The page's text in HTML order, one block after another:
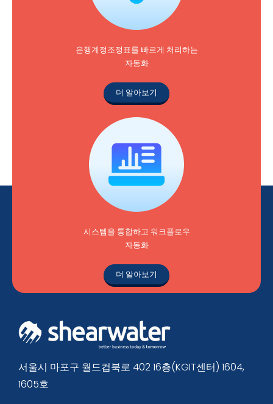
은행계정조정표를 빠르게 처리하는
자동화
더 알아보기
시스템을 통합하고 워크플로우
자동화
더 알아보기
서울시 마포구 월드컵북로 402 16층(KGIT센터) 1604,
1605호